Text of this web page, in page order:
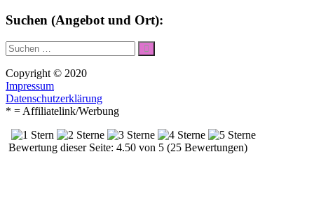
Suchen (Angebot und Ort):
Suche
nach:
Suchen
Copyright © 2020
Impressum
Datenschutzerklärung
* = Affiliatelink/Werbung
Bewertung dieser Seite: 4.50 von 5 (25 Bewertungen)